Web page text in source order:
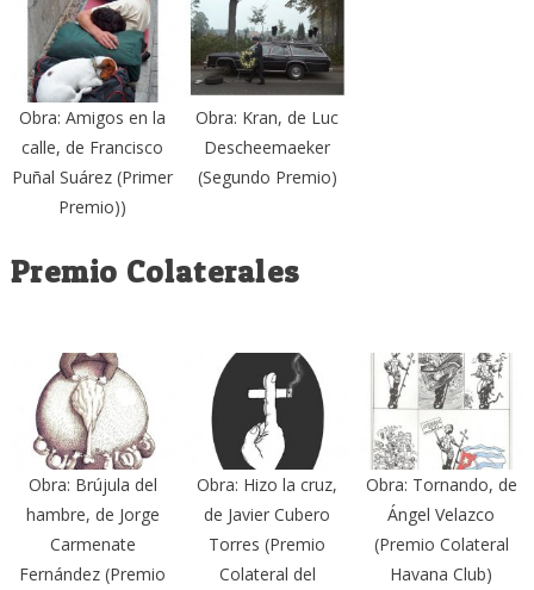
Obra: Amigos en la
calle, de Francisco
Puñal Suárez (Primer
Premio))
Obra: Kran, de Luc
Descheemaeker
(Segundo Premio)
Premio Colaterales
Obra: Brújula del
hambre, de Jorge
Carmenate
Fernández (Premio
Obra: Hizo la cruz,
de Javier Cubero
Torres (Premio
Colateral del
Obra: Tornando, de
Ángel Velazco
(Premio Colateral
Havana Club)